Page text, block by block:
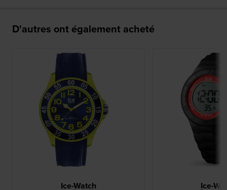
D'autres ont également acheté
Ice-Watch Ice-